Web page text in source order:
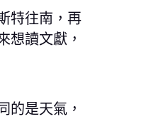
特往南，再
想讀文獻，
的是天氣，